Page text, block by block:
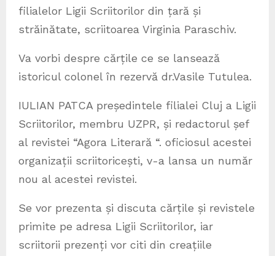
filialelor Ligii Scriitorilor din țară și
străinătate, scriitoarea Virginia Paraschiv.
Va vorbi despre cărțile ce se lansează
istoricul colonel în rezervă dr.Vasile Tutulea.
IULIAN PATCA președintele filialei Cluj a Ligii
Scriitorilor, membru UZPR, și redactorul șef
al revistei “Agora Literară “. oficiosul acestei
organizații scriitoricești, v-a lansa un număr
nou al acestei revistei.
Se vor prezenta și discuta cărțile și revistele
primite pe adresa Ligii Scriitorilor, iar
scriitorii prezenți vor citi din creațiile